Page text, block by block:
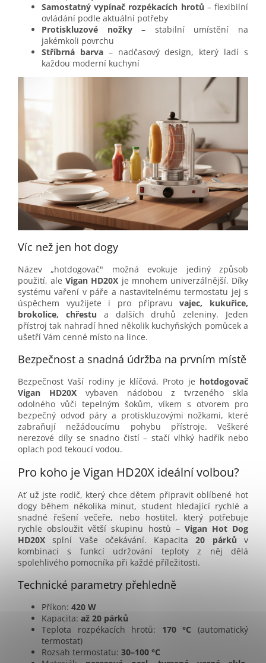
Samostatný vypínač rozpékacích hrotů – flexibilní
ovládání podle aktuální potřeby
Protiskluzové nožky– stabilní umístění na
jakémkoli povrchu
Stříbrná barva– nadčasový design, který ladí s
každou moderní kuchyní
Víc než jen hot dogy
Název „hotdogovač" možná evokuje jediný způsob
použití, aleVigan HD20X je mnohem univerzálnější. Díky
systému vaření v páře a nastavitelnému termostatu jej s
úspěchem využijete i pro přípravuvajec, kukuřice,
brokolice, chřestu a dalších druhů zeleniny. Jeden
přístroj tak nahradí hned několik kuchyňských pomůcek a
ušetří Vám cenné místo na lince.
Bezpečnost a snadná údržba na prvním místě
Bezpečnost Vaší rodiny je klíčová. Proto je hotdogovač
Vigan HD20Xvybaven nádobou z tvrzeného skla
odolného vůči tepelným šokům, víkem s otvorem pro
bezpečný odvod páry a protiskluzovými nožkami, které
zabraňují nežádoucímu pohybu přístroje. Veškeré
nerezové díly se snadno čistí – stačí vlhký hadřík nebo
oplach pod tekoucí vodou.
Pro koho je Vigan HD20X ideální volbou?
Ať už jste rodič, který chce dětem připravit oblíbené hot
dogy během několika minut, student hledající rychlé a
snadné řešení večeře, nebo hostitel, který potřebuje
rychle obsloužit větší skupinu hostů – Vigan Hot Dog
HD20X splní Vaše očekávání. Kapacita20 párkův
kombinaci s funkcí udržování teploty z něj dělá
spolehlivého pomocníka při každé příležitosti.
Technické parametry přehledně
Příkon: 420 W
Kapacita: až 20 párků
Teplota rozpékacích hrotů: 170 °C (automatický
termostat)
Rozsah termostatu: 30–100 °C